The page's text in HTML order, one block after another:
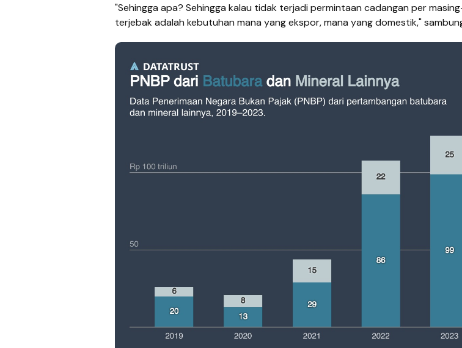
"Sehingga apa? Sehingga kalau tidak terjadi permintaan cadangan per
terjebak adalah kebutuhan mana yang ekspor, mana yang domestik,"